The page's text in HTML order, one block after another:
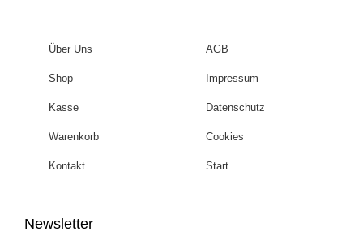
Über Uns
Shop
Kasse
Warenkorb
Kontakt
AGB
Impressum
Datenschutz
Cookies
Start
Newsletter